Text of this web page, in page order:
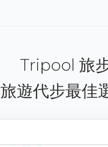
Tripool 旅
旅遊代步最佳